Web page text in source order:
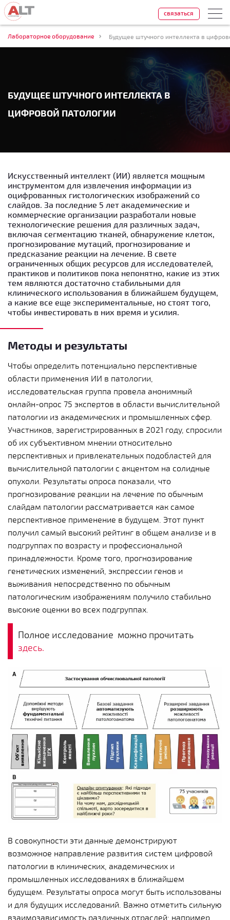
Лабораторное оборудование Будущее штучного интеллекта в
БУДУЩЕЕ ШТУЧНОГО ИНТЕЛЛЕКТА В
ЦИФРОВОЙ ПАТОЛОГИИ
связаться
Искусственный интеллект (ИИ) является мощным
инструментом для извлечения информации из
оцифрованных гистологических изображений со
слайдов. За последние 5 лет академические и
коммерческие организации разработали новые
технологические решения для различных задач,
включая сегментацию тканей, обнаружение клеток,
прогнозирование мутаций, прогнозирование и
предсказание реакции на лечение. В свете
ограниченных общих ресурсов для исследователей,
практиков и политиков пока непонятно, какие из этих
тем являются достаточно стабильными для
клинического использования в ближайшем будущем,
а какие все еще экспериментальные, но стоят того,
чтобы инвестировать в них время и усилия.
Методы и результаты
Чтобы определить потенциально перспективные
области применения ИИ в патологии,
исследовательская группа провела анонимный
онлайн-опрос 75 экспертов в области вычислительной
патологии из академических и промышленных сфер.
Участников, зарегистрированных в 2021 году, спросили
об их субъективном мнении относительно
перспективных и привлекательных подобластей для
вычислительной патологии с акцентом на солидные
опухоли. Результаты опроса показали, что
прогнозирование реакции на лечение по обычным
слайдам патологии рассматривается как самое
перспективное применение в будущем. Этот пункт
получил самый высокий рейтинг в общем анализе и в
подгруппах по возрасту и профессиональной
принадлежности. Кроме того, прогнозирование
генетических изменений, экспрессии генов и
выживания непосредственно по обычным
патологическим изображениям получило стабильно
высокие оценки во всех подгруппах.
Полное исследование можно прочитать
здесь.
В совокупности эти данные демонстрируют
возможное направление развития систем цифровой
патологии в клинических, академических и
промышленных исследованиях в ближайшем
будущем. Результаты опроса могут быть использованы
и для будущих исследований. Важно отметить сильную
взаимозависимость различных отраслей: например,